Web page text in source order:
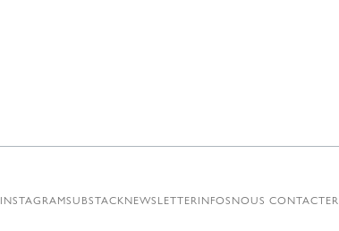
INSTAGRAMSUBSTACKNEWSLETTERINFOSNOUS CONTACTER